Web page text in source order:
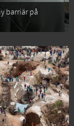
barriär på